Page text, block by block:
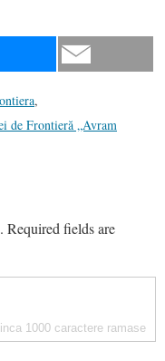
,
de Frontieră „Avram
Required fields are
inca 1000 caractere ramase